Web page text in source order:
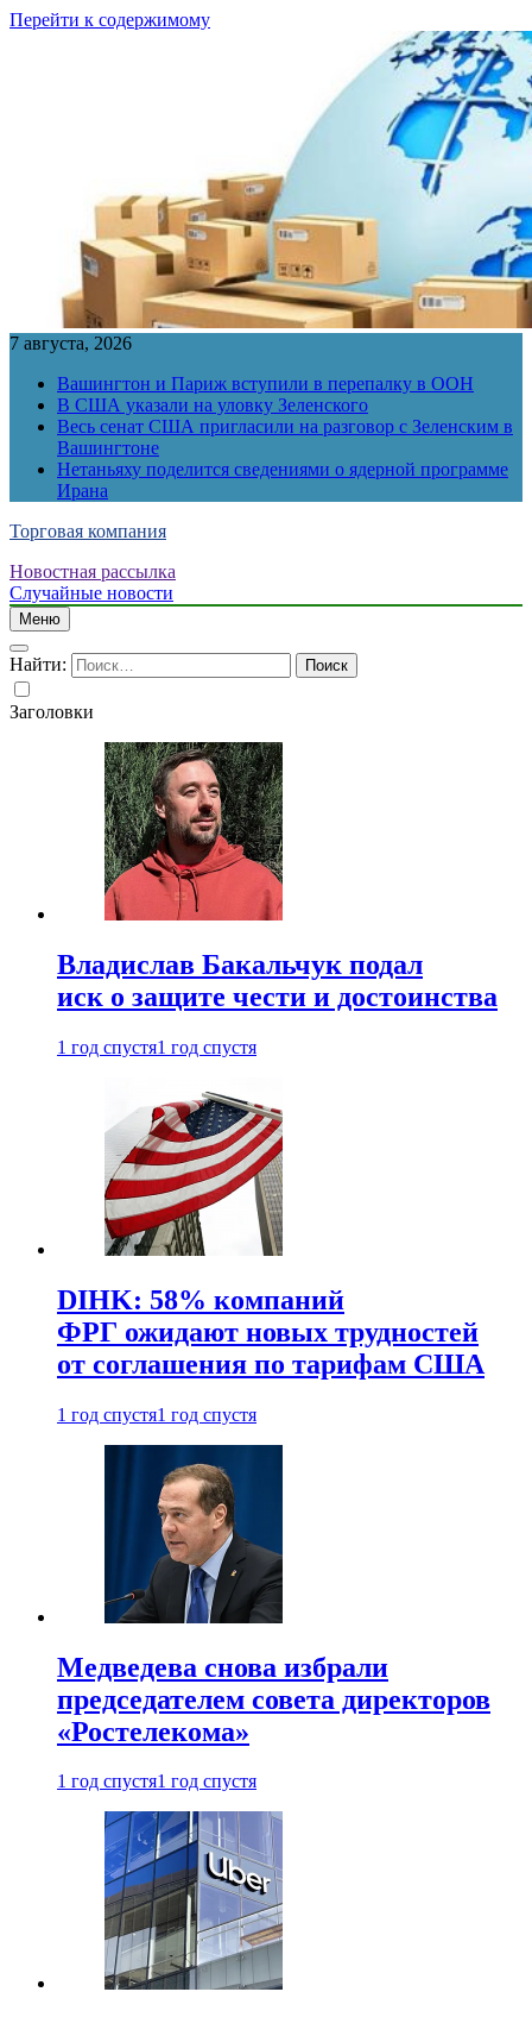
Перейти к содержимому
7 августа, 2026
Вашингтон и Париж вступили в перепалку в ООН
В США указали на уловку Зеленского
Весь сенат США пригласили на разговор с Зеленским в
Вашингтоне
Нетаньяху поделится сведениями о ядерной программе
Ирана
Торговая компания
Новостная рассылка
Случайные новости
Меню
Найти:
Заголовки
Владислав Бакальчук подал
иск о защите чести и достоинства
1 год спустя1 год спустя
DIHK: 58% компаний
ФРГ ожидают новых трудностей
от соглашения по тарифам США
1 год спустя1 год спустя
Медведева снова избрали
председателем совета директоров
«Ростелекома»
1 год спустя1 год спустя